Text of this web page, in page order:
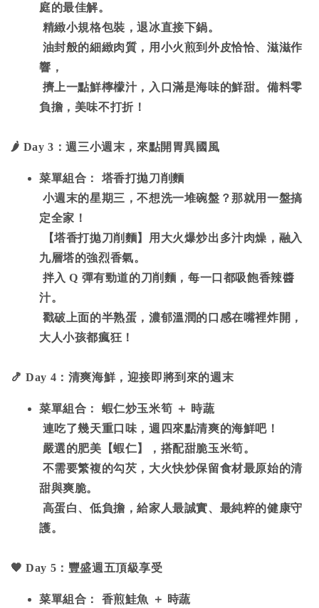
庭的最佳解。
精緻小規格包裝，退冰直接下鍋。
油封般的細緻肉質，用小火煎到外皮恰恰、滋滋作
響，
擠上一點鮮檸檬汁，入口滿是海味的鮮甜。備料零
負擔，美味不打折！
🌶 ️ Day 3 ：週三小週末，來點開胃異國風
菜單組合： 塔香打拋刀削麵
小週末的星期三，不想洗一堆碗盤？那就用一盤搞
定全家！
【塔香打拋刀削麵】用大火爆炒出多汁肉燥，融入
九層塔的強烈香氣。
拌入 Q 彈有勁道的刀削麵，每一口都吸飽香辣醬
汁。
戳破上面的半熟蛋，濃郁溫潤的口感在嘴裡炸開，
大人小孩都瘋狂！
🍤 Day 4 ：清爽海鮮，迎接即將到來的週末
菜單組合： 蝦仁炒玉米筍 ＋ 時蔬
連吃了幾天重口味，週四來點清爽的海鮮吧！
嚴選的肥美【蝦仁】，搭配甜脆玉米筍。
不需要繁複的勾芡，大火快炒保留食材最原始的清
甜與爽脆。
高蛋白、低負擔，給家人最誠實、最純粹的健康守
護。
🧡 Day 5 ：豐盛週五頂級享受
菜單組合： 香煎鮭魚 ＋ 時蔬